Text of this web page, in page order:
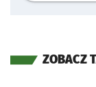
ZOBACZ